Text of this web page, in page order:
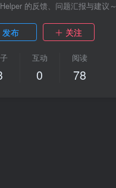
的反馈、问题汇报与建议～
发布 关注
互动
0
阅读
78